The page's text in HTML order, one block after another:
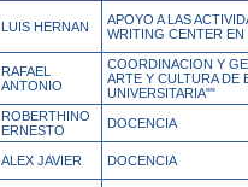
LUIS HERNAN
APOYO A LAS
WRITING CENTER EN
RAFAEL
ANTONIO
COORDINACION Y
ARTE Y CULTURA DE
UNIVERSITARIA""
ROBERTHINO
ERNESTO
DOCENCIA
ALEX JAVIER DOCENCIA